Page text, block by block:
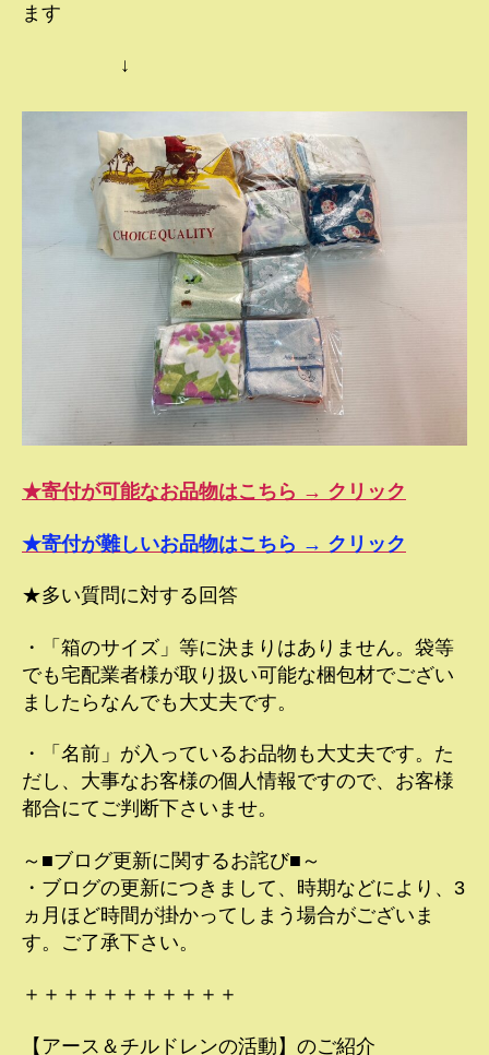
ます
↓
★寄付が可能なお品物はこちら → クリック
★寄付が難しいお品物はこちら → クリック
★多い質問に対する回答
・「箱のサイズ」等に決まりはありません。袋等
でも宅配業者様が取り扱い可能な梱包材でござい
ましたらなんでも大丈夫です。
・「名前」が入っているお品物も大丈夫です。た
だし、大事なお客様の個人情報ですので、お客様
都合にてご判断下さいませ。
～■ブログ更新に関するお詫び■～
・ブログの更新につきまして、時期などにより、3
ヵ月ほど時間が掛かってしまう場合がございま
す。ご了承下さい。
＋＋＋＋＋＋＋＋＋＋＋
【アース＆チルドレンの活動】のご紹介